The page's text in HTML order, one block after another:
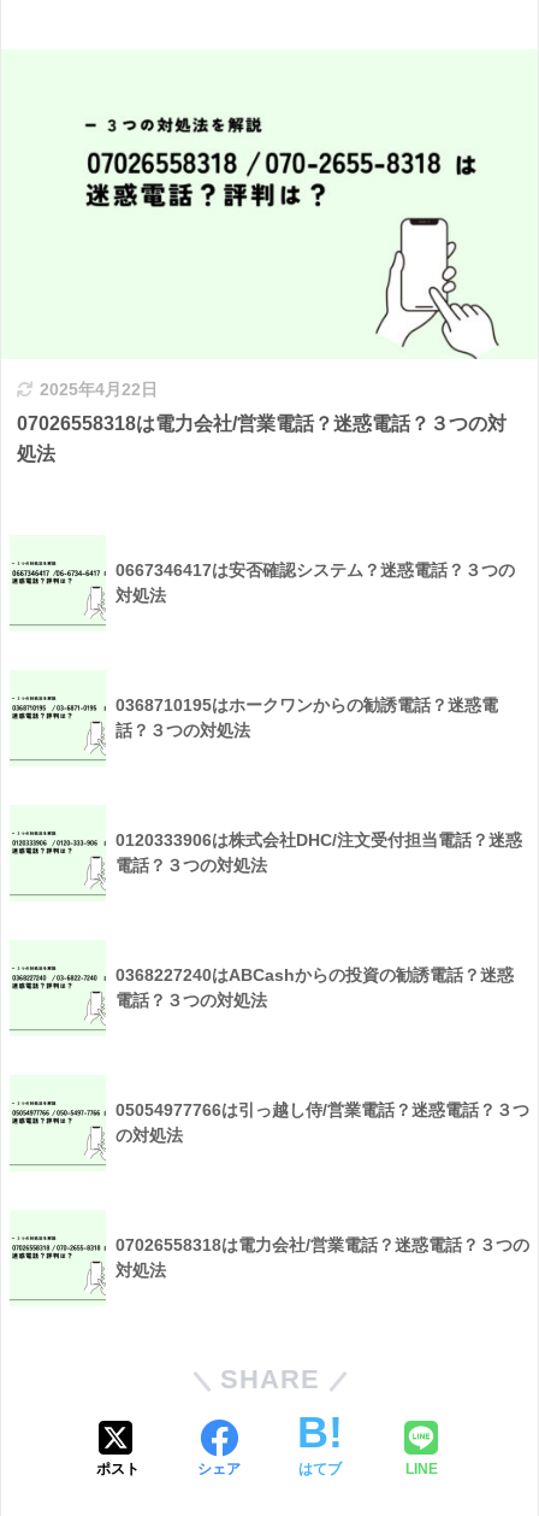
2025年4月22日
07026558318は電力会社/営業電話？迷惑電話？３つの対
処法
0667346417は安否確認システム？迷惑電話？３つの
対処法
0368710195はホークワンからの勧誘電話？迷惑電
話？３つの対処法
0120333906は株式会社DHC/注文受付担当電話？迷惑
電話？３つの対処法
0368227240はABCashからの投資の勧誘電話？迷惑
電話？３つの対処法
05054977766は引っ越し侍/営業電話？迷惑電話？３つ
の対処法
07026558318は電力会社/営業電話？迷惑電話？３つの
対処法
SHARE
ポスト シェア はてブ LINE